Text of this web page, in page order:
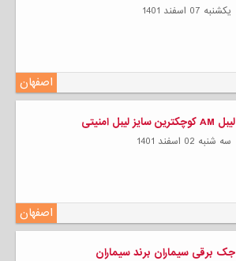
يكشنبه 07 اسفند 1401
اصفهان
لیبل AM کوچکترین سایز لیبل امنیتی
سه شنبه 02 اسفند 1401
اصفهان
جک برقی سیماران برند سیماران